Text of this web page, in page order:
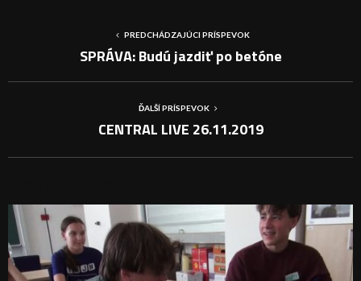
PREDCHÁDZAJÚCI PRÍSPEVOK
SPRÁVA: Budú jazdiť po betóne
ĎALŠÍ PRÍSPEVOK
CENTRAL LIVE 26.11.2019